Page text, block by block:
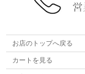
お店のトップへ戻る
カートを見る